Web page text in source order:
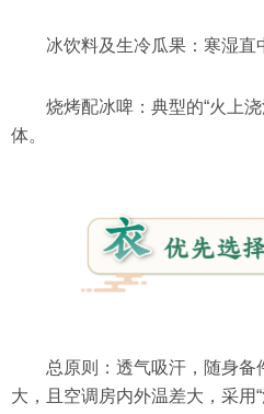
冰饮料及生冷瓜果：寒湿直
烧烤配冰啤：典型的“火上浇
体。
总原则：透气吸汗，随身
大，且空调房内外温差大，采用“